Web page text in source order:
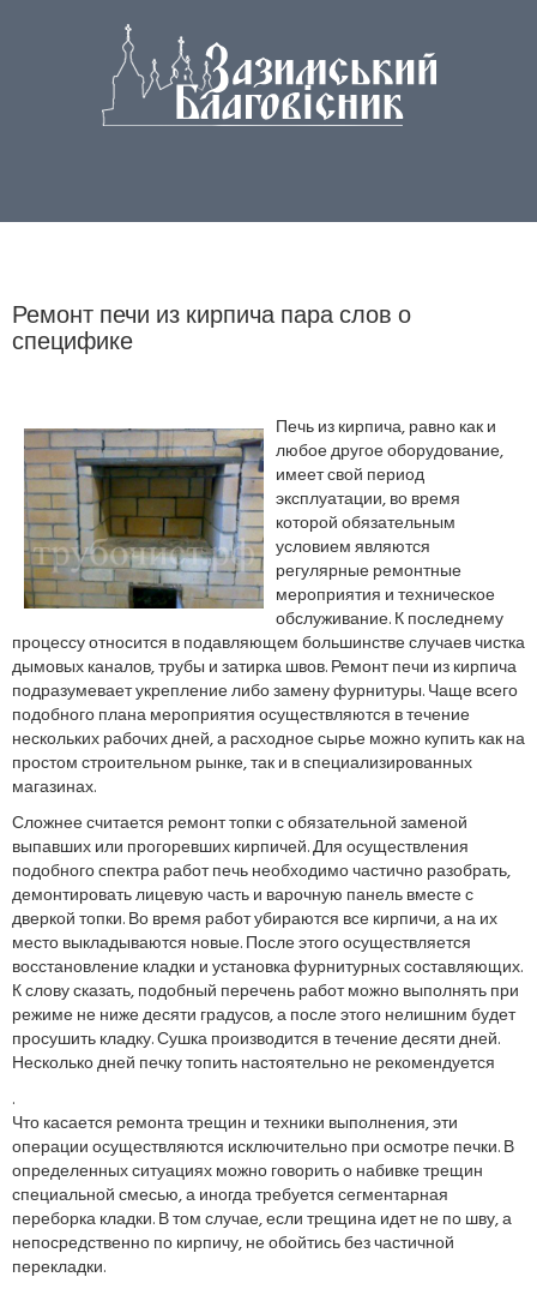
Ремонт печи из кирпича пара слов о
специфике
Печь из кирпича, равно как и
любое другое оборудование,
имеет свой период
эксплуатации, во время
которой обязательным
условием являются
регулярные ремонтные
мероприятия и техническое
обслуживание. К последнему
процессу относится в подавляющем большинстве случаев чистка
дымовых каналов, трубы и затирка швов. Ремонт печи из кирпича
подразумевает укрепление либо замену фурнитуры. Чаще всего
подобного плана мероприятия осуществляются в течение
нескольких рабочих дней, а расходное сырье можно купить как на
простом строительном рынке, так и в специализированных
магазинах.
Сложнее считается ремонт топки с обязательной заменой
выпавших или прогоревших кирпичей. Для осуществления
подобного спектра работ печь необходимо частично разобрать,
демонтировать лицевую часть и варочную панель вместе с
дверкой топки. Во время работ убираются все кирпичи, а на их
место выкладываются новые. После этого осуществляется
восстановление кладки и установка фурнитурных составляющих.
К слову сказать, подобный перечень работ можно выполнять при
режиме не ниже десяти градусов, а после этого нелишним будет
просушить кладку. Сушка производится в течение десяти дней.
Несколько дней печку топить настоятельно не рекомендуется
.
Что касается ремонта трещин и техники выполнения, эти
операции осуществляются исключительно при осмотре печки. В
определенных ситуациях можно говорить о набивке трещин
специальной смесью, а иногда требуется сегментарная
переборка кладки. В том случае, если трещина идет не по шву, а
непосредственно по кирпичу, не обойтись без частичной
перекладки.